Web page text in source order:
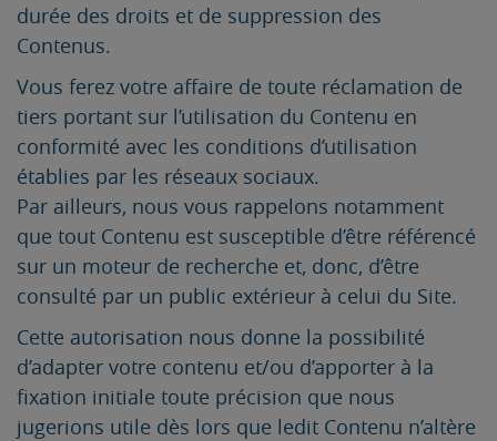
durée des droits et de suppression des
Contenus.
Vous ferez votre affaire de toute réclamation de
tiers portant sur l’utilisation du Contenu en
conformité avec les conditions d’utilisation
établies par les réseaux sociaux.
Par ailleurs, nous vous rappelons notamment
que tout Contenu est susceptible d’être référencé
sur un moteur de recherche et, donc, d’être
consulté par un public extérieur à celui du Site.
Cette autorisation nous donne la possibilité
d’adapter votre contenu et/ou d’apporter à la
fixation initiale toute précision que nous
jugerions utile dès lors que ledit Contenu n’altère